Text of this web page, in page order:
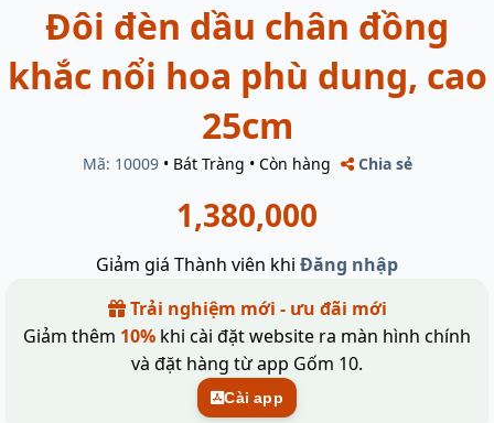
Đôi đèn dầu chân đồng
khắc nổi hoa phù dung, cao
25cm
Mã: 10009 • Bát Tràng • Còn hàng Chia sẻ
1,380,000
Giảm giá Thành viên khi Đăng nhập
Trải nghiệm mới - ưu đãi mới
Giảm thêm 10% khi cài đặt website ra màn hình chính
và đặt hàng từ app Gốm 10.
Cài app